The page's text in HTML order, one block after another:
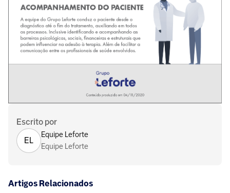
Escrito por
EL
Equipe Leforte
Equipe Leforte
Artigos Relacionados